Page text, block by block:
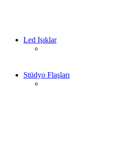
Led Işıklar
Stüdyo Flaşları